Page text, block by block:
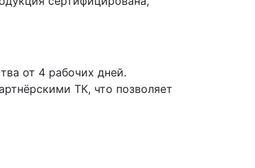
от 4 рабочих дней.
ТК, что позволяет